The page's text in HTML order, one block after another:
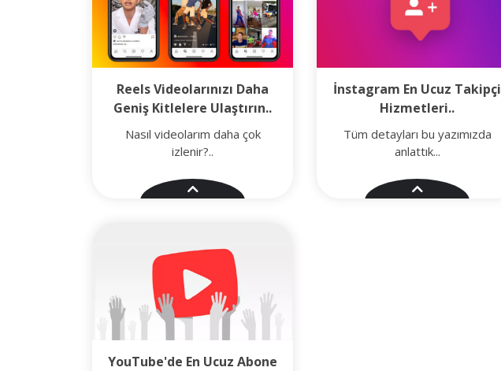
Reels Videolarınızı Daha
Geniş Kitlelere Ulaştırın..
Nasıl videolarım daha çok
izlenir?..
İnstagram En Ucuz Takipçi
Hizmetleri..
Tüm detayları bu yazımızda
anlattık...
YouTube'de En Ucuz Abone